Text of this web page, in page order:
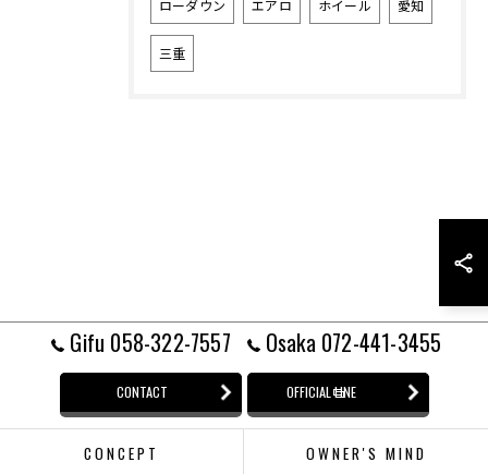
ローダウン エアロ ホイール 愛知
三重
Gifu 058-322-7557 Osaka 072-441-3455
CONTACT OFFICIAL LINE
CONCEPT OWNER'S MIND